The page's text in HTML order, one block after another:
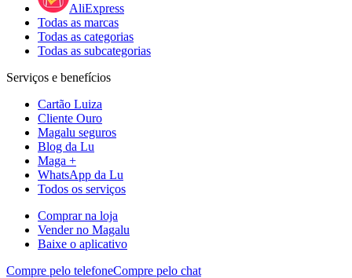
AliExpress
Todas as marcas
Todas as categorias
Todas as subcategorias
Serviços e benefícios
Cartão Luiza
Cliente Ouro
Magalu seguros
Blog da Lu
Maga +
WhatsApp da Lu
Todos os serviços
Comprar na loja
Vender no Magalu
Baixe o aplicativo
Compre pelo telefoneCompre pelo chat